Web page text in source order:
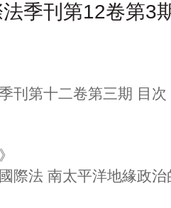
季刊第12卷第3
刊第十二卷第三期 目次
際法 南太平洋地緣政